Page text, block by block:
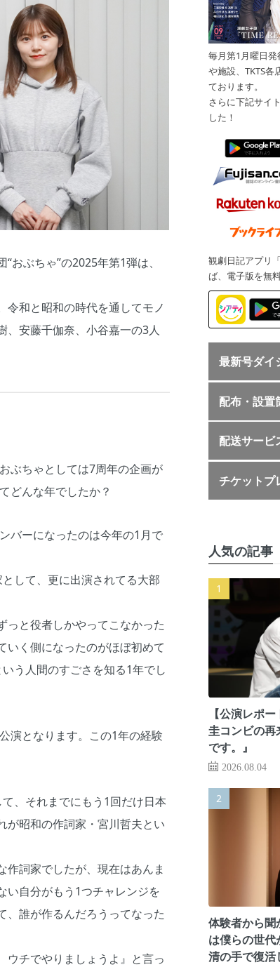
ぶちゃ”の2025年第1弾は、
和と昭和の時代を通してモノ
、安藤千伽奈、小谷嘉一の3人
ちゃとしては7周年の企画が
どんな年でしたか？
バーになったのは今年の1月で
して、更に出演されてる大部
っと役者しかやってこなかった
いく側になったのがほぼ初めて
う人間のすごさを知る1年でし
となります。この1年の経験
、それまでにもう1回だけ日本
が昭和の作詞家・宮川哲夫とい
詞家でしたが、現在はあんま
い自分がもう1つチャレンジを
、誰が作るんだろうってなった
ウチでやりましょうよ』と言っ
毎月第1月曜日
や施設、TKTS各
ております。
さらに下記サイ
した！
観劇日記アプリ
ば、電子版を無
最新号ダイ
配布・設置
配送サービ
チケットプ
人気の記事
【公演レポ
圭コンビの再
です。』
2026.08.04
体験者から聞
は僕らの世
清の手で復活